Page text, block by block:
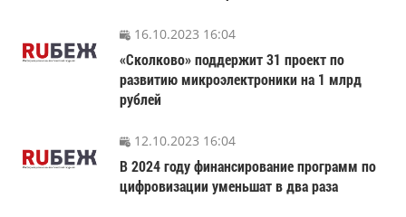
16.10.2023 16:04
«Сколково» поддержит 31 проект по
развитию микроэлектроники на 1 млрд
рублей
12.10.2023 16:04
В 2024 году финансирование программ по
цифровизации уменьшат в два раза